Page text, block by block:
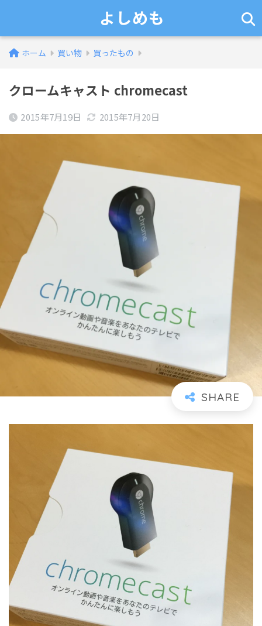
よしめも
ホーム 買い物 買ったもの
クロームキャスト chromecast
2015年7月19日 2015年7月20日